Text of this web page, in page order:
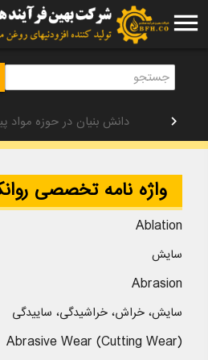
menu
chevron_right دانش بنیان در حوزه مواد
واژه نامه تخصصی
Ablation
سایش
Abrasion
سایش، خراش، خراشیدگی، ساییدگی
Abrasive Wear (Cutting Wear)